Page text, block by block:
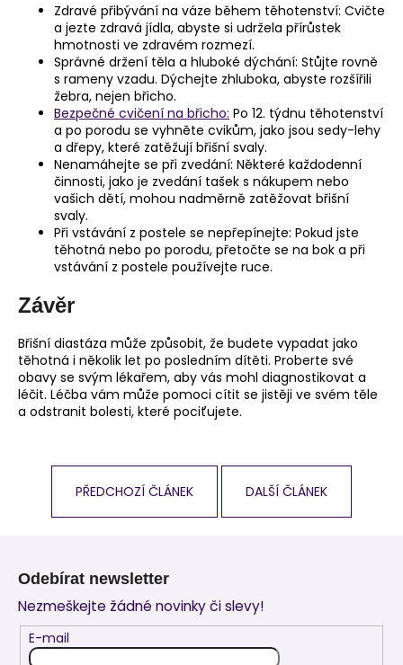
Zdravé přibývání na váze během těhotenství: Cvičte
a jezte zdravá jídla, abyste si udržela přírůstek
hmotnosti ve zdravém rozmezí.
Správné držení těla a hluboké dýchání: Stůjte rovně
s rameny vzadu. Dýchejte zhluboka, abyste rozšířili
žebra, nejen břicho.
Bezpečné cvičení na břicho: Po 12. týdnu těhotenství
a po porodu se vyhněte cvikům, jako jsou sedy-lehy
a dřepy, které zatěžují břišní svaly.
Nenamáhejte se při zvedání: Některé každodenní
činnosti, jako je zvedání tašek s nákupem nebo
vašich dětí, mohou nadměrně zatěžovat břišní
svaly.
Při vstávání z postele se nepřepínejte: Pokud jste
těhotná nebo po porodu, přetočte se na bok a při
vstávání z postele používejte ruce.
Závěr
Břišní diastáza může způsobit, že budete vypadat jako
těhotná i několik let po posledním dítěti. Proberte své
obavy se svým lékařem, aby vás mohl diagnostikovat a
léčit. Léčba vám může pomoci cítit se jistěji ve svém těle
a odstranit bolesti, které pociťujete.
PŘEDCHOZÍ ČLÁNEK DALŠÍ ČLÁNEK
Odebírat newsletter
Nezmeškejte žádné novinky či slevy!
E-mail